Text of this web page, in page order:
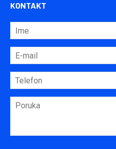
KONTAKT